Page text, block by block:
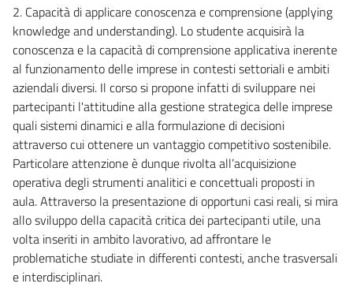
2. Capacità di applicare conoscenza e comprensione (applying
knowledge and understanding). Lo studente acquisirà la
conoscenza e la capacità di comprensione applicativa inerente
al funzionamento delle imprese in contesti settoriali e ambiti
aziendali diversi. Il corso si propone infatti di sviluppare nei
partecipanti l'attitudine alla gestione strategica delle imprese
quali sistemi dinamici e alla formulazione di decisioni
attraverso cui ottenere un vantaggio competitivo sostenibile.
Particolare attenzione è dunque rivolta all’acquisizione
operativa degli strumenti analitici e concettuali proposti in
aula. Attraverso la presentazione di opportuni casi reali, si mira
allo sviluppo della capacità critica dei partecipanti utile, una
volta inseriti in ambito lavorativo, ad affrontare le
problematiche studiate in differenti contesti, anche trasversali
e interdisciplinari.